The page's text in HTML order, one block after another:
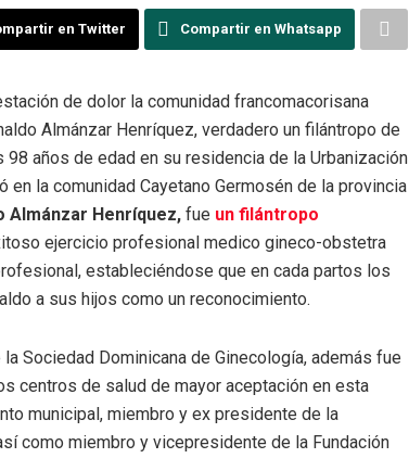
en Twitter Compartir en Whatsapp
de dolor la comunidad francomacorisana
Almánzar Henríquez, verdadero un filántropo de
años de edad en su residencia de la Urbanización
la comunidad Cayetano Germosén de la provincia
Almánzar Henríquez, fue un filántropo
ejercicio profesional medico gineco-obstetra
estableciéndose que en cada partos los
a sus hijos como un reconocimiento.
Sociedad Dominicana de Ginecología, además fue
centros de salud de mayor aceptación en esta
municipal, miembro y ex presidente de la
como miembro y vicepresidente de la Fundación